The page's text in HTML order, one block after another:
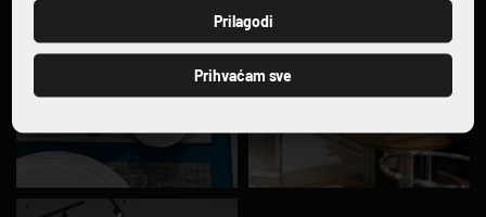
PRIJAVI SE
Prilagodi
Prihvaćam sve